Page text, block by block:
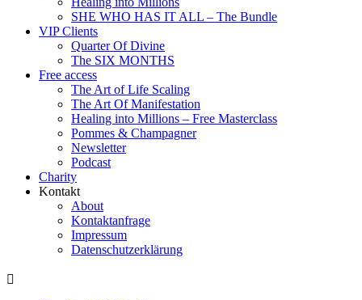
SHE WHO HAS IT ALL – The Bundle
VIP Clients
Quarter Of Divine
The SIX MONTHS
Free access
The Art of Life Scaling
The Art Of Manifestation
Healing into Millions – Free Masterclass
Pommes & Champagner
Newsletter
Podcast
Charity
Kontakt
About
Kontaktanfrage
Impressum
Datenschutzerklärung